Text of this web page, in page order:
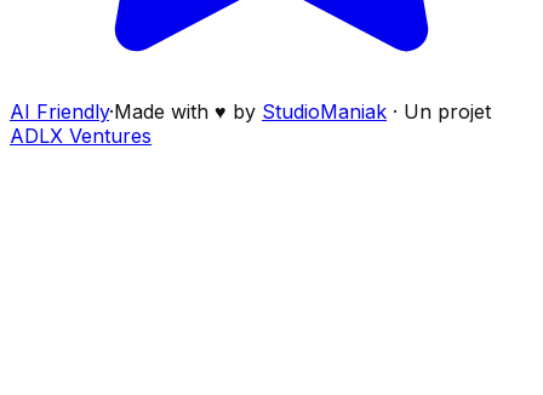
AI Friendly·Made with ♥ by StudioManiak · Un projet
ADLX Ventures